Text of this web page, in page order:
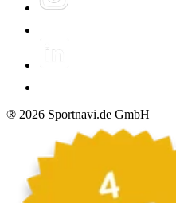
® 2026 Sportnavi.de GmbH